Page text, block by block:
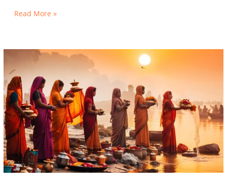
Read More »
प्रकृति,
आस्था
और
संस्कृति
का
महापर्व